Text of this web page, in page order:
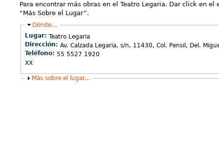
Para encontrar más obras en el Teatro Legaria. Dar click en el
“Más Sobre el Lugar”.
Ocultar
Dónde...
Lugar: Teatro Legaria
Dirección: Av. Calzada Legaria, s/n, 11430, Col. Pensil, Del.
Teléfono: 55 5527 1920
XX
Mostrar
Más sobre el lugar...